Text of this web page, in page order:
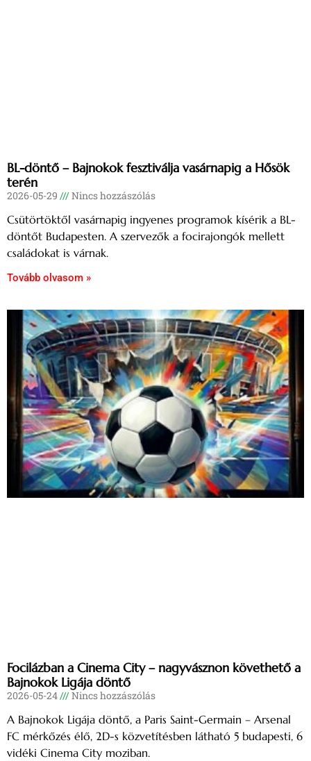
BL-döntő – Bajnokok fesztiválja vasárnapig a Hősök
terén
2026-05-29 Nincs hozzászólás
Csütörtöktől vasárnapig ingyenes programok kísérik a BL-
döntőt Budapesten. A szervezők a focirajongók mellett
családokat is várnak.
Tovább olvasom »
Focilázban a Cinema City – nagyvásznon követhető a
Bajnokok Ligája döntő
2026-05-24 Nincs hozzászólás
A Bajnokok Ligája döntő, a Paris Saint-Germain – Arsenal
FC mérkőzés élő, 2D-s közvetítésben látható 5 budapesti, 6
vidéki Cinema City moziban.